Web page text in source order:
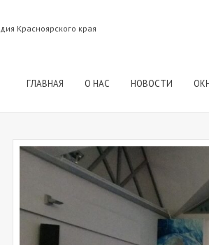
Красноярского края
ГЛАВНАЯ О НАС НОВОСТИ